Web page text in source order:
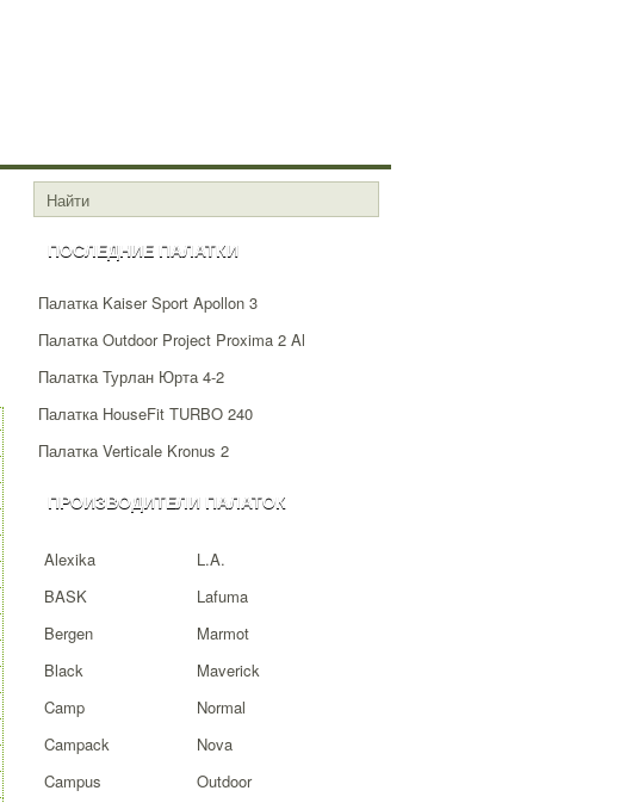
ПОСЛЕДНИЕ ПАЛАТКИ
Палатка Kaiser Sport Apollon 3
Палатка Outdoor Project Proxima 2 Al
Палатка Турлан Юрта 4-2
Палатка HouseFit TURBO 240
Палатка Verticale Kronus 2
ПРОИЗВОДИТЕЛИ ПАЛАТОК
Alexika
BASK
Bergen
Black
Camp
Campack
Campus
L.A.
Lafuma
Marmot
Maverick
Normal
Nova
Outdoor